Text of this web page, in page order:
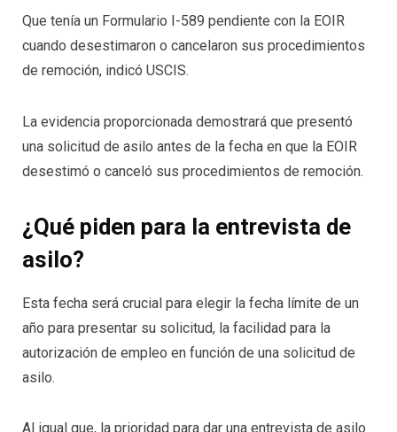
Que tenía un Formulario I-589 pendiente con la EOIR
cuando desestimaron o cancelaron sus procedimientos
de remoción, indicó USCIS.
La evidencia proporcionada demostrará que presentó
una solicitud de asilo antes de la fecha en que la EOIR
desestimó o canceló sus procedimientos de remoción.
¿Qué piden para la entrevista de
asilo?
Esta fecha será crucial para elegir la fecha límite de un
año para presentar su solicitud, la facilidad para la
autorización de empleo en función de una solicitud de
asilo.
Al igual que, la prioridad para dar una entrevista de asilo